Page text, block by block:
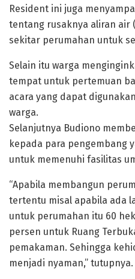
Resident ini juga
tentang rusaknya aliran air
sekitar perumahan untuk
Selain itu warga
tempat untuk pertemuan
acara yang dapat
warga.
Selanjutnya Budiono
kepada para pengembang
untuk memenuhi fasilitas
“Apabila membangun
tertentu misal apabila ada
untuk perumahan itu 60
persen untuk Ruang
pemakaman. Sehingga
menjadi nyaman,”